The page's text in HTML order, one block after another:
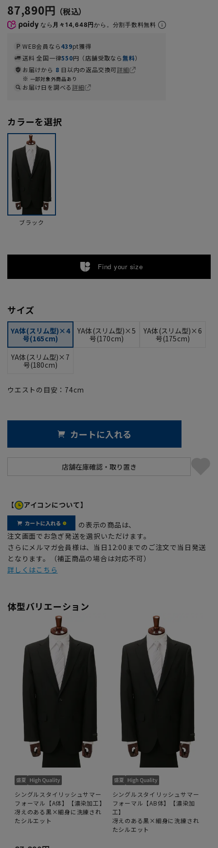
87,890円
なら 月々14,648円から。分割手数料無料
WEB会員なら439pt獲得
送料 全国一律550円（店舗受取なら無料）
お届けから 8 日以内の返品交換可詳細
一部対象外商品あり
お届け日を調べる詳細
カラーを選択
ブラック
Find your size
サイズ
YA体(スリム型)×4
号(165cm)
YA体(スリム型)×5
号(170cm)
YA体(スリム型)×6
号(175cm)
YA体(スリム型)×7
号(180cm)
ウエストの目安： 74cm
カートに入れる
【 アイコンについて】
の表示の商品は、
注文画面でお急ぎ発送を選択いただけます。
さらにメルマガ会員様は、当日12:00までのご注文で当日発送
となります。（補正商品の場合は対応不可）
詳しくはこちら
体型バリエーション
シングルスタイリッシュサマー
フォーマル【A体】【濃染加工】
冴えのある黒×細身に洗練され
たシルエット
シングルスタイリッシュサマー
フォーマル【AB体】【濃染加
工】
冴えのある黒×細身に洗練され
たシルエット